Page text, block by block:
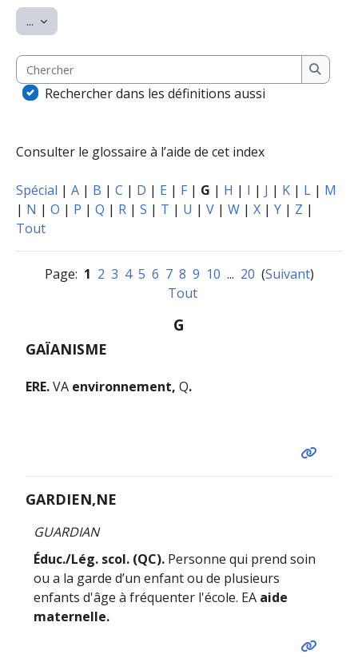
... Exporter des articles
Chercher
Rechercher dans les définitions aussi
Consulter le glossaire à l’aide de cet index
Spécial | A | B | C | D | E | F | G | H | I | J | K | L | M
| N | O | P | Q | R | S | T | U | V | W | X | Y | Z |
Tout
Page: 1 2 3 4 5 6 7 8 9 10 ... 20 (Suivant)
Tout
G
GAÏANISME
ERE.VA environnement, Q.
GARDIEN,NE
GUARDIAN
Éduc./Lég. scol. (QC).Personne qui prend soin
ou a la garde d’un enfant ou de plusieurs
enfants d'âge à fréquenter l'école. EA aide
maternelle.